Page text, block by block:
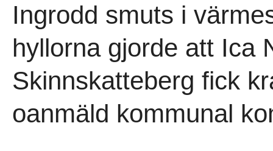
Ingrodd smuts i
hyllorna gjorde att Ica
Skinnskatteberg fick
oanmäld kommunal